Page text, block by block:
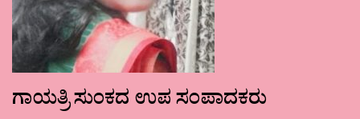
ಗಾಯತ್ರಿ ಸುಂಕದ ಉಪ ಸಂಪಾದಕರು